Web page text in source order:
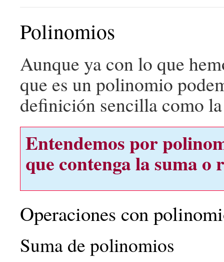
Polinomios
Aunque ya con lo que
que es un polinomio
definición sencilla como
Entendemos por
que contenga la suma o
Operaciones con
Suma de polinomios